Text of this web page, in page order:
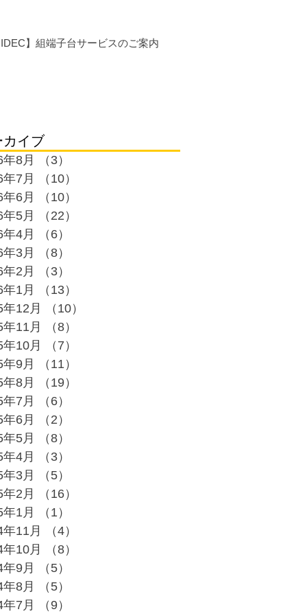
】組端子台サービスのご案内
カイブ
8月 （3）
7月
（10）
6月
（10）
5月
（22）
4月
（6）
3月
（8）
2月
（3）
1月
（13）
12月
（10）
11月
（8）
10月
（7）
9月
（11）
8月
（19）
7月
（6）
6月
（2）
5月
（8）
4月
（3）
3月
（5）
2月
（16）
1月
（1）
11月
（4）
10月
（8）
9月
（5）
8月
（5）
7月
（9）